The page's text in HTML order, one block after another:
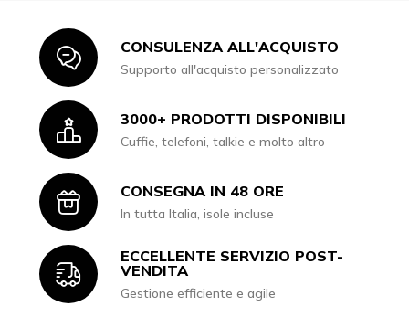
IconCONSULENZA ALL'ACQUISTO
Supporto all'acquisto personalizzato
Icon3000+ PRODOTTI DISPONIBILI
Cuffie, telefoni, talkie e molto altro
IconCONSEGNA IN 48 ORE
In tutta Italia, isole incluse
Icon
ECCELLENTE SERVIZIO POST-
VENDITA
Gestione efficiente e agile